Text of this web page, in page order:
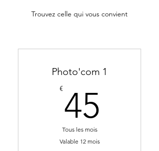
Trouvez celle qui vous convient
Photo'com 1
€ 45
Tous les mois
Valable 12 mois